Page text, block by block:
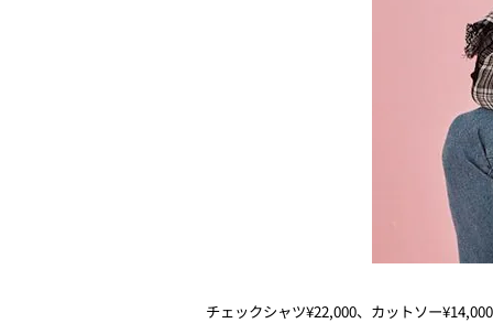
チェックシャツ¥22,000、カットソー